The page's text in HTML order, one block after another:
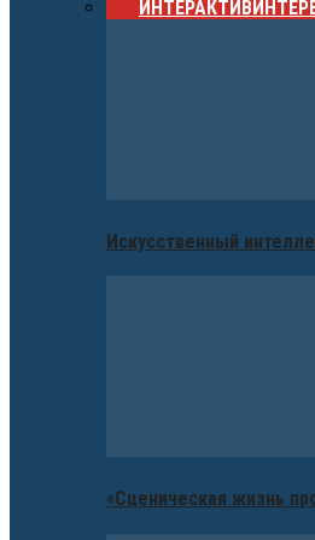
ИНТЕРАКТИВ
Искусственный
«Сценическая жизнь